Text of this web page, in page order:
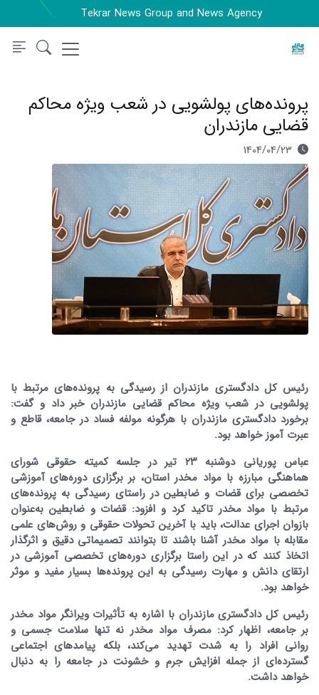
Tekrar News Group and News Agency
پرونده‌های پولشویی در شعب ویژه محاکم
قضایی مازندران
1404/04/23
رئیس کل دادگستری مازندران از رسیدگی به پرونده‌های مرتبط با
پولشویی در شعب ویژه محاکم قضایی مازندران خبر داد و گفت:
برخورد دادگستری مازندران با هرگونه مولفه فساد در جامعه، قاطع و
عبرت آموز خواهد بود.
عباس پوریانی دوشنبه ۲۳ تیر در جلسه کمیته حقوقی شورای
هماهنگی مبارزه با مواد مخدر استان، بر برگزاری دوره‌های آموزشی
تخصصی برای قضات و ضابطین در راستای رسیدگی به پرونده‌های
مرتبط با مواد مخدر تاکید کرد و افزود: قضات و ضابطین به‌عنوان
بازوان اجرای عدالت، باید با آخرین تحولات حقوقی و روش‌های علمی
مقابله با مواد مخدر آشنا باشند تا بتوانند تصمیماتی دقیق و اثرگذار
اتخاذ کنند که در این راستا برگزاری دوره‌های تخصصی آموزشی در
ارتقای دانش و مهارت‌ رسیدگی به این پرونده‌ها بسیار مفید و موثر
خواهد بود.
رئیس کل دادگستری مازندران با اشاره به تأثیرات ویرانگر مواد مخدر
بر جامعه، اظهار کرد: مصرف مواد مخدر نه تنها سلامت جسمی و
روانی افراد را به شدت تهدید می‌کند، بلکه پیامدهای اجتماعی
گسترده‌ای از جمله افزایش جرم و خشونت در جامعه را به دنبال
خواهد داشت.